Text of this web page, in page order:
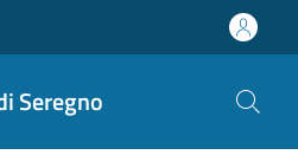
Seregno